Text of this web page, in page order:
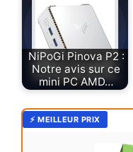
NiPoGi Pinova P2 :
Notre avis sur ce
mini PC AMD…
⚡ MEILLEUR PRIX